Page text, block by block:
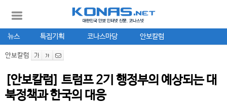
뉴스 특집기획 코나스마당 안보칼럼
안보칼럼
[안보칼럼] 트럼프 2기 행정부의 예상되는 대
북정책과 한국의 대응